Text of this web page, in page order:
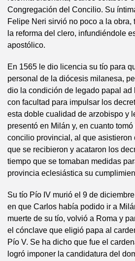
Congregación del Concilio. Su
Felipe Neri sirvió no poco a la obra,
la reforma del clero, infundiéndole
apostólico.
En 1565 le dio licencia su tío para
personal de la diócesis milanesa,
dio la condición de legado papal ad
con facultad para impulsar los
esta doble cualidad de arzobispo y
presentó en Milán y, en cuanto
concilio provincial, al que asistieron
que se recibieron y acataron los
tiempo que se tomaban medidas
provincia eclesiástica su
Su tío Pío IV murió el 9 de
en que Carlos había podido ir a
muerte de su tío, volvió a Roma y
el cónclave que eligió papa al
Pío V. Se ha dicho que fue el
logró imponer la candidatura del